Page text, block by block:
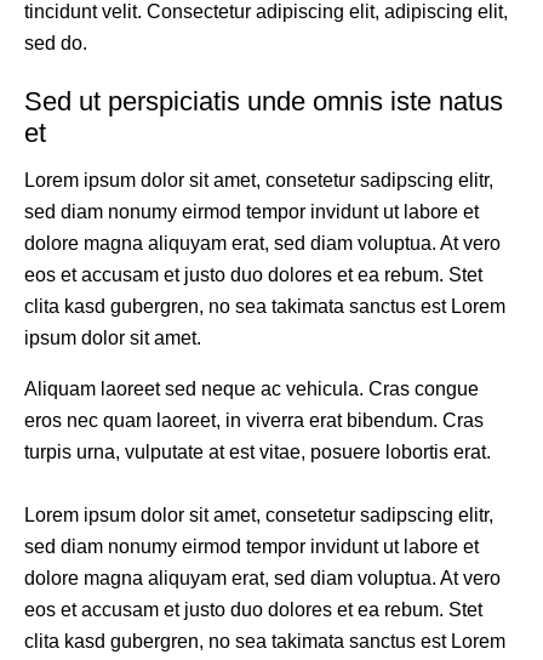
tincidunt velit. Consectetur adipiscing elit, adipiscing elit,
sed do.
Sed ut perspiciatis unde omnis iste natus
et
Lorem ipsum dolor sit amet, consetetur sadipscing elitr,
sed diam nonumy eirmod tempor invidunt ut labore et
dolore magna aliquyam erat, sed diam voluptua. At vero
eos et accusam et justo duo dolores et ea rebum. Stet
clita kasd gubergren, no sea takimata sanctus est Lorem
ipsum dolor sit amet.
Aliquam laoreet sed neque ac vehicula. Cras congue
eros nec quam laoreet, in viverra erat bibendum. Cras
turpis urna, vulputate at est vitae, posuere lobortis erat.
Lorem ipsum dolor sit amet, consetetur sadipscing elitr,
sed diam nonumy eirmod tempor invidunt ut labore et
dolore magna aliquyam erat, sed diam voluptua. At vero
eos et accusam et justo duo dolores et ea rebum. Stet
clita kasd gubergren, no sea takimata sanctus est Lorem